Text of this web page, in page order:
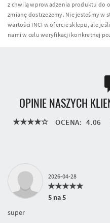
z chwilą wprowadzenia produktu do
zmianę dostrzeżemy. Nie jesteśmy w
wartości INCI w ofercie sklepu, ale
nami w celu weryfikacji konkretnej
OPINIE NASZYCH
OCENA: 4.06
2026-04-28
5 na 5
super